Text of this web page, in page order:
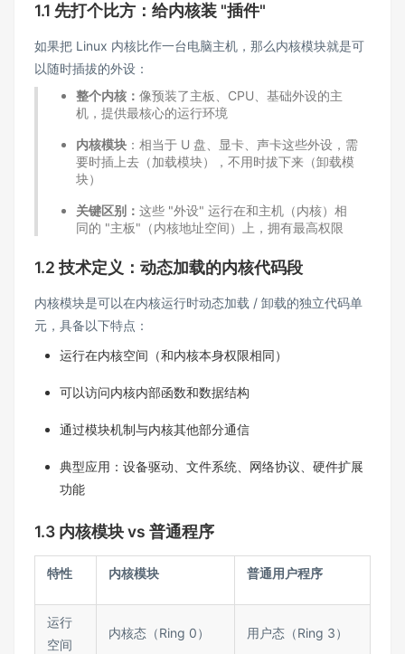
1.1 先打个比方：给内核装 "插件"​
如果把 Linux 内核比作一台电脑主机，那么内核模块就是可
以随时插拔的外设：​
整个内核： 像预装了主板、CPU、基础外设的主
机，提供最核心的运行环境​
内核模块：相当于 U 盘、显卡、声卡这些外设，需
要时插上去（加载模块），不用时拔下来（卸载模
块）​
关键区别： 这些 "外设" 运行在和主机（内核）相
同的 "主板"（内核地址空间）上，拥有最高权限​
1.2 技术定义：动态加载的内核代码段​
内核模块是可以在内核运行时动态加载 / 卸载的独立代码单
元，具备以下特点：​
运行在内核空间（和内核本身权限相同）​
可以访问内核内部函数和数据结构​
通过模块机制与内核其他部分通信​
典型应用：设备驱动、文件系统、网络协议、硬件扩展
功能​
1.3 内核模块 vs 普通程序​​
特性​ 内核模块​ 普通用户程序​
运行
空间​
内核态（Ring 0）​ 用户态（Ring 3）​